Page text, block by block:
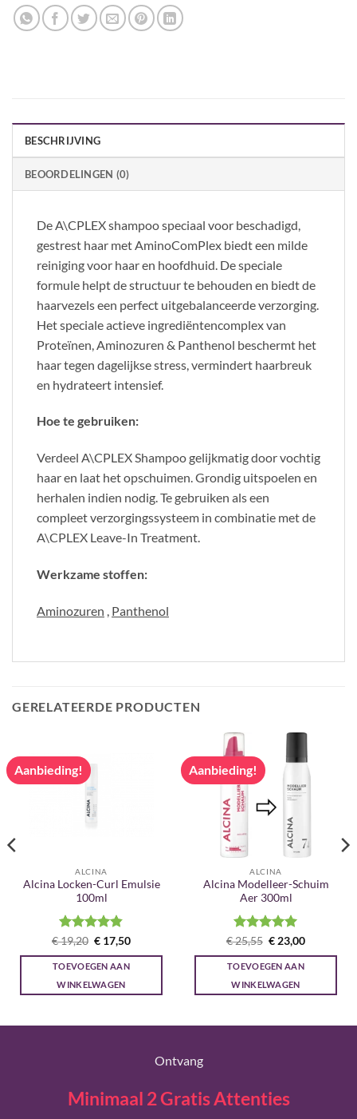
BESCHRIJVING
BEOORDELINGEN (0)
De A\CPLEX shampoo speciaal voor beschadigd,
gestrest haar met AminoComPlex biedt een milde
reiniging voor haar en hoofdhuid. De speciale
formule helpt de structuur te behouden en biedt de
haarvezels een perfect uitgebalanceerde verzorging.
Het speciale actieve ingrediëntencomplex van
Proteïnen, Aminozuren & Panthenol beschermt het
haar tegen dagelijkse stress, vermindert haarbreuk
en hydrateert intensief.
Hoe te gebruiken:
Verdeel A\CPLEX Shampoo gelijkmatig door vochtig
haar en laat het opschuimen. Grondig uitspoelen en
herhalen indien nodig. Te gebruiken als een
compleet verzorgingssysteem in combinatie met de
A\CPLEX Leave-In Treatment.
Werkzame stoffen:
Aminozuren Panthenol
GERELATEERDE PRODUCTEN
Aanbieding!
ALCINA
Alcina Locken-Curl Emulsie
100ml
Gewaardeerd
4.83uit 5
€19,20 Oorspronkelijke
prijs
was:
€ 19,20.
€ 17,50Huidige
is:
TOEVOEGEN AAN
WINKELWAGEN
Aanbieding!
ALCINA
Alcina Modelleer-Schuim
Aer 300ml
Gewaardeerd
5uit 5
€25,55 Oorspronkelijke
prijs
was:
€ 25,55.
€ 23,00Huidige
is:
TOEVOEGEN AAN
WINKELWAGEN
Ontvang
Minimaal 2 Gratis Attenties